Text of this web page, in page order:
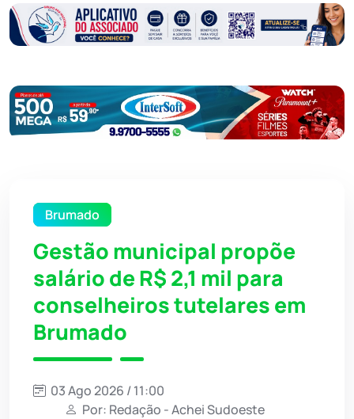
Brumado
Gestão municipal propõe
salário de R$ 2,1 mil para
conselheiros tutelares em
Brumado
03 Ago 2026 / 11:00
Por: Redação - Achei Sudoeste